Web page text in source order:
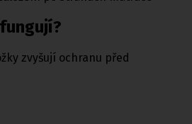
zvyšují ochranu před